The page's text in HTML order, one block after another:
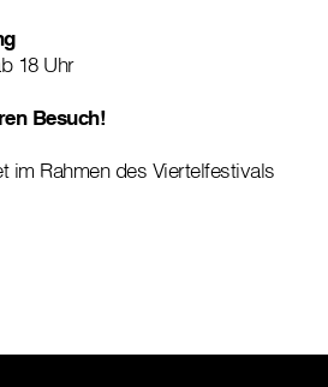
18 Uhr
Besuch!
im Rahmen des Viertelfestivals